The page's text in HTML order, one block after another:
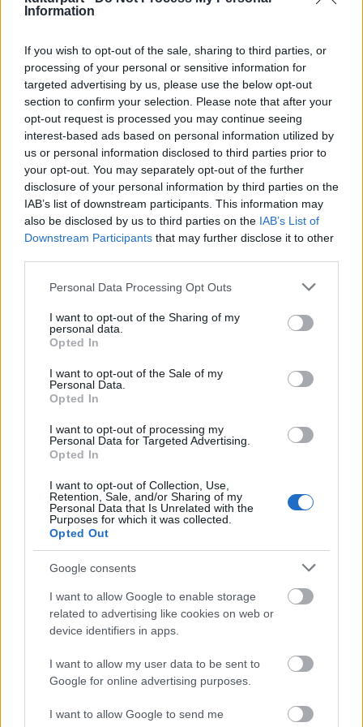
Information
If you wish to opt-out of the sale, sharing to third parties, or
processing of your personal or sensitive information for
targeted advertising by us, please use the below opt-out
section to confirm your selection. Please note that after your
opt-out request is processed you may continue seeing
interest-based ads based on personal information utilized by
us or personal information disclosed to third parties prior to
your opt-out. You may separately opt-out of the further
disclosure of your personal information by third parties on the
IAB’s list of downstream participants. This information may
also be disclosed by us to third parties on the IAB’s List of
Downstream Participants that may further disclose it to other
Please note that this website/app uses one or more Google
not limited to your visit or usage behaviour. You may click to
grant or deny consent to Google and its third-party tags to
use your data for below specified purposes in below Google
consent section.
Personal Data Processing Opt Outs
I want to opt-out of the Sharing of my
personal data.
Opted In
I want to opt-out of the Sale of my
Personal Data.
Opted In
I want to opt-out of processing my
Personal Data for Targeted Advertising.
Opted In
I want to opt-out of Collection, Use,
Retention, Sale, and/or Sharing of my
Personal Data that Is Unrelated with the
Purposes for which it was collected.
Opted Out
Google consents
I want to allow Google to enable storage
related to advertising like cookies on web or
device identifiers in apps.
I want to allow my user data to be sent to
Google for online advertising purposes.
I want to allow Google to send me
Szörényi Levente saját pályája kapcsán idézte
fel Buddy Hollyt. Elmesélte: az "ősidőkben"
Illés Lajos meghívására került a Bercsényi-
klub színpadára, s játéka nyomán Buddy
Hollyhoz hasonlították.
"Azt sem tudtam, kiről beszélnek! Később
mutatták a Peggy Sue, az Oh Boy című dalait,
fotóját, ami tényleg az én akkori
feketekeretes szemüvegű külsőmre
hajazott."
Ez a megjelenés Leventénél az 1966-os
Táncdalfesztiválon is tetten érhető. Buddy
magamutogatás áradt, és "gátlástalansága"
bátorította a hétköznapjaiban visszahúzódó
Vannak, akik elindítanak valamit, de az arra
lényeg, hogy ami értéket képvisel, nem
sikkad el - értékelte a Buddy-Holly-jelenséget
Szörényi Levente.
Komár László ugyancsak rendkívül
karizmatikus előadónak tartja Buddy Hollyt:
Fiatalon ment el, ezért sem lehetett akkora
sztár, mint Elvis vagy Little Richard. Rengeteg
dal maradt benne, nagy szerepe lett volna
később! Korai halálával is belefér az első 40
amerikai énekes közé. Én a Scampolóval Cliff
számokat. Nincs abban semmi rossz, ha az